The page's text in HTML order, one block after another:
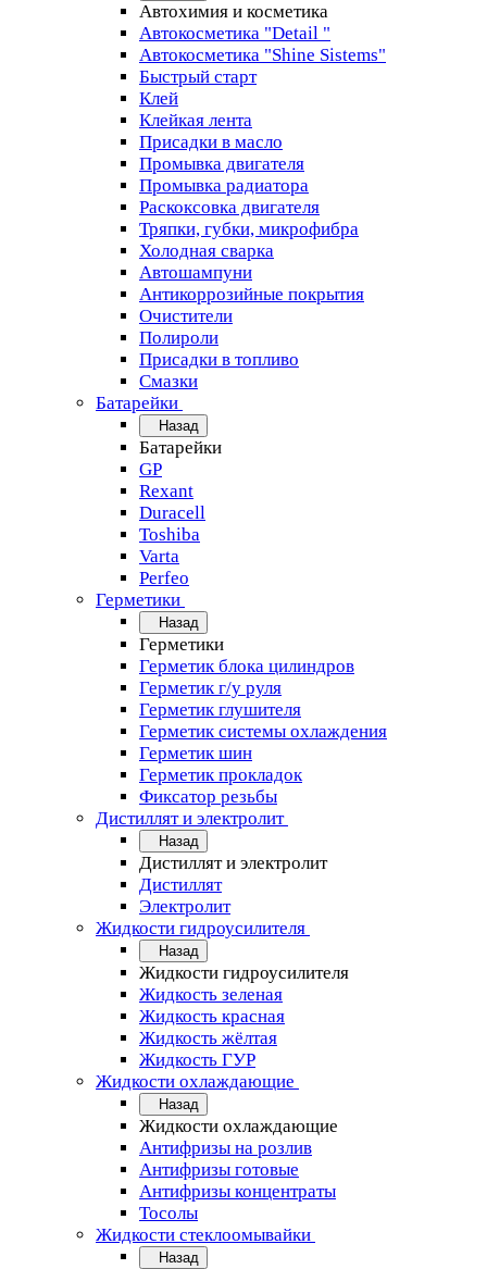
Автохимия и косметика
Автокосметика "Detail "
Автокосметика "Shine Sistems"
Быстрый старт
Клей
Клейкая лента
Присадки в масло
Промывка двигателя
Промывка радиатора
Раскоксовка двигателя
Тряпки, губки, микрофибра
Холодная сварка
Автошампуни
Антикоррозийные покрытия
Очистители
Полироли
Присадки в топливо
Смазки
Батарейки
Назад
Батарейки
GP
Rexant
Duracell
Toshiba
Varta
Perfeo
Герметики
Назад
Герметики
Герметик блока цилиндров
Герметик г/у руля
Герметик глушителя
Герметик системы охлаждения
Герметик шин
Герметик прокладок
Фиксатор резьбы
Дистиллят и электролит
Назад
Дистиллят и электролит
Дистиллят
Электролит
Жидкости гидроусилителя
Назад
Жидкости гидроусилителя
Жидкость зеленая
Жидкость красная
Жидкость жёлтая
Жидкость ГУР
Жидкости охлаждающие
Назад
Жидкости охлаждающие
Антифризы на розлив
Антифризы готовые
Антифризы концентраты
Тосолы
Жидкости стеклоомывайки
Назад